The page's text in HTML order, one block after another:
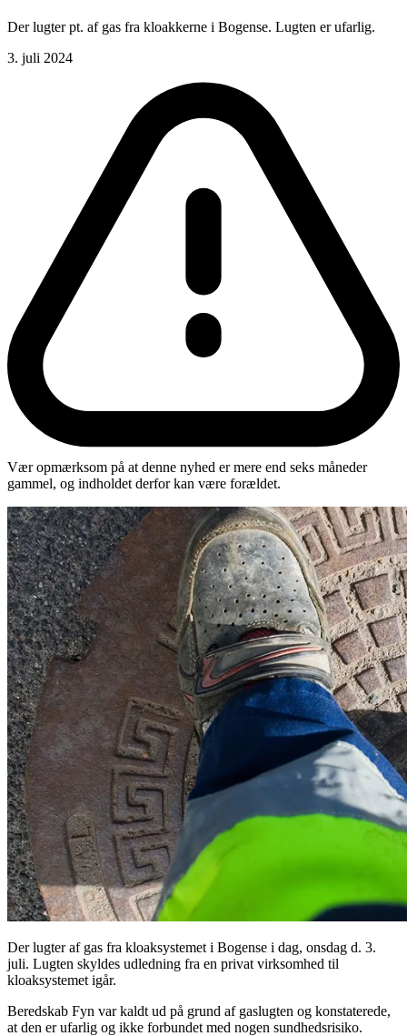
Der lugter pt. af gas fra kloakkerne i Bogense. Lugten er ufarlig.
3. juli 2024
Vær opmærksom på at denne nyhed er mere end seks måneder
gammel, og indholdet derfor kan være forældet.
Der lugter af gas fra kloaksystemet i Bogense i dag, onsdag d. 3.
juli. Lugten skyldes udledning fra en privat virksomhed til
kloaksystemet igår.
Beredskab Fyn var kaldt ud på grund af gaslugten og konstaterede,
at den er ufarlig og ikke forbundet med nogen sundhedsrisiko.